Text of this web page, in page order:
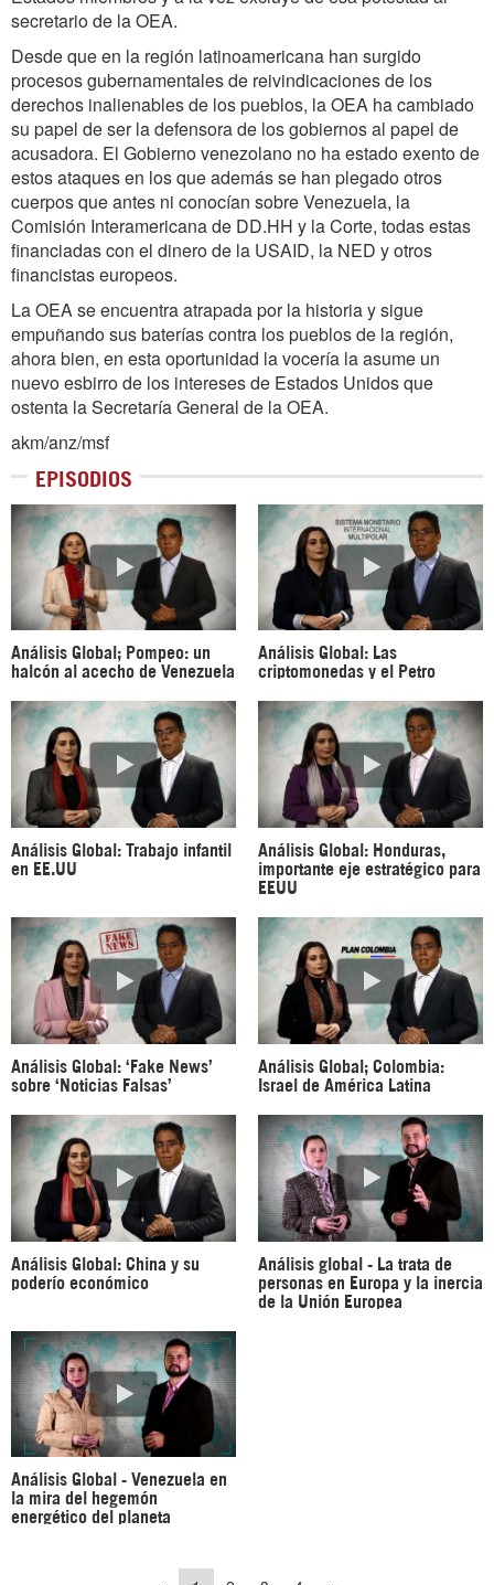
secretario de la OEA.
Desde que en la región latinoamericana han surgido
procesos gubernamentales de reivindicaciones de los
derechos inalienables de los pueblos, la OEA ha cambiado
su papel de ser la defensora de los gobiernos al papel de
acusadora. El Gobierno venezolano no ha estado exento de
estos ataques en los que además se han plegado otros
cuerpos que antes ni conocían sobre Venezuela, la
Comisión Interamericana de DD.HH y la Corte, todas estas
financiadas con el dinero de la USAID, la NED y otros
financistas europeos.
La OEA se encuentra atrapada por la historia y sigue
empuñando sus baterías contra los pueblos de la región,
ahora bien, en esta oportunidad la vocería la asume un
nuevo esbirro de los intereses de Estados Unidos que
ostenta la Secretaría General de la OEA.
akm/anz/msf
EPISODIOS
Análisis Global; Pompeo: un
halcón al acecho de Venezuela
Análisis Global: Las
criptomonedas y el Petro
Análisis Global: Trabajo infantil
en EE.UU
Análisis Global: Honduras,
importante eje estratégico para
EEUU
Análisis Global: ‘Fake News’
sobre ‘Noticias Falsas’
Análisis Global; Colombia:
Israel de América Latina
Análisis Global: China y su
poderío económico
Análisis global - La trata de
personas en Europa y la inercia
de la Unión Europea
Análisis Global - Venezuela en
la mira del hegemón
energético del planeta